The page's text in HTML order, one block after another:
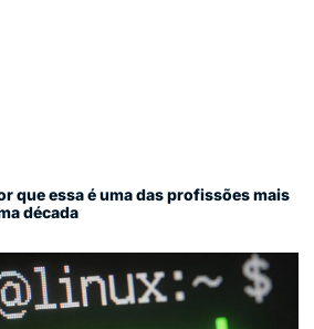
que essa é uma das profissões mais
década